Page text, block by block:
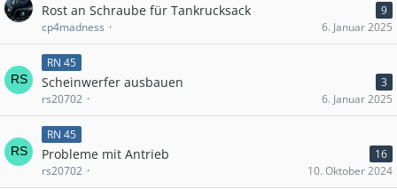
Rost an Schraube für Tankrucksack
9
cp4madness
6. Januar 2025
RN 45
Scheinwerfer ausbauen
3
rs20702
6. Januar 2025
RN 45
Probleme mit Antrieb
16
rs20702
10. Oktober 2024